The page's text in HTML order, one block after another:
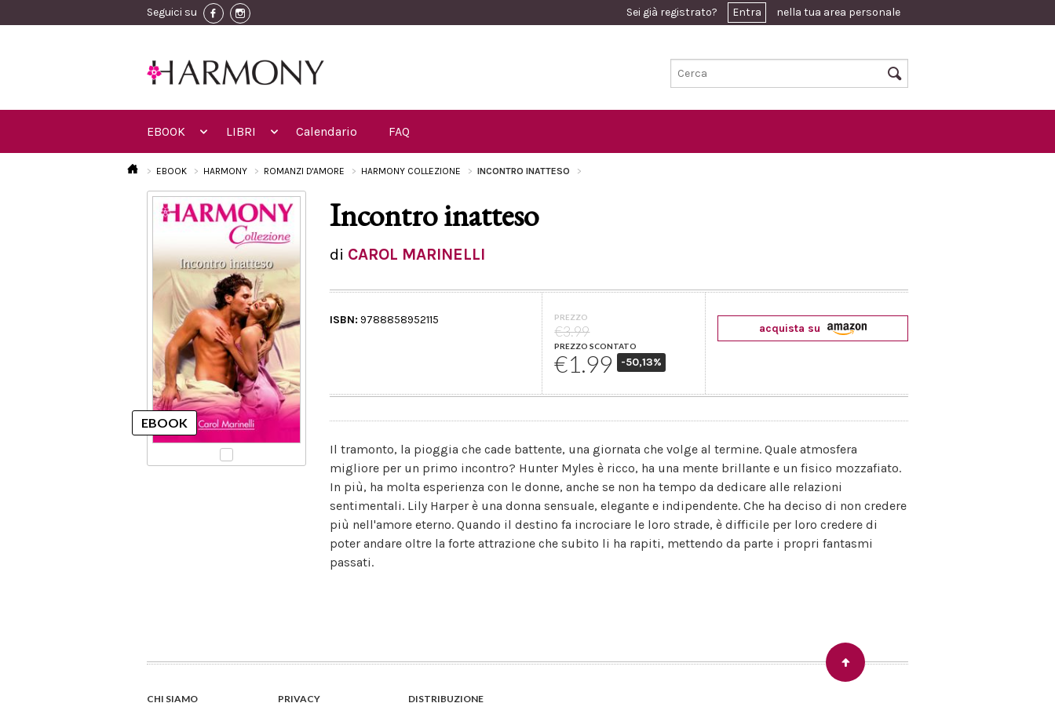
Seguici su Sei già registrato? Entra nella tua area personale
EBOOK LIBRI Calendario FAQ
EBOOK HARMONY ROMANZI D'AMORE HARMONY COLLEZIONE INCONTRO INATTESO
Incontro inatteso
di CAROL MARINELLI
ISBN: 9788858952115 PREZZO
€3.99
PREZZO SCONTATO
€1.99 -50,13%
acquista su
Il tramonto, la pioggia che cade battente, una giornata che volge al termine. Quale atmosfera
migliore per un primo incontro? Hunter Myles è ricco, ha una mente brillante e un fisico mozzafiato.
In più, ha molta esperienza con le donne, anche se non ha tempo da dedicare alle relazioni
sentimentali. Lily Harper è una donna sensuale, elegante e indipendente. Che ha deciso di non credere
più nell'amore eterno. Quando il destino fa incrociare le loro strade, è difficile per loro credere di
poter andare oltre la forte attrazione che subito li ha rapiti, mettendo da parte i propri fantasmi
passati.
CHI SIAMO PRIVACY DISTRIBUZIONE